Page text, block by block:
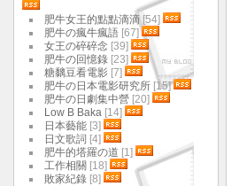
肥牛女王的點點滴滴[54]
肥牛の瘋牛瘋語 [67]
女王の碎碎念 [39]
肥牛の回憶錄 [23]
糖黐豆看電影 [7]
肥牛の日本電影研究所 [15]
肥牛の日劇集中營 [20]
Low B Baka [14]
日本藝能 [3]
日文歌詞 [4]
肥牛的塔羅の道 [1]
工作相關 [18]
敗家紀錄 [8]